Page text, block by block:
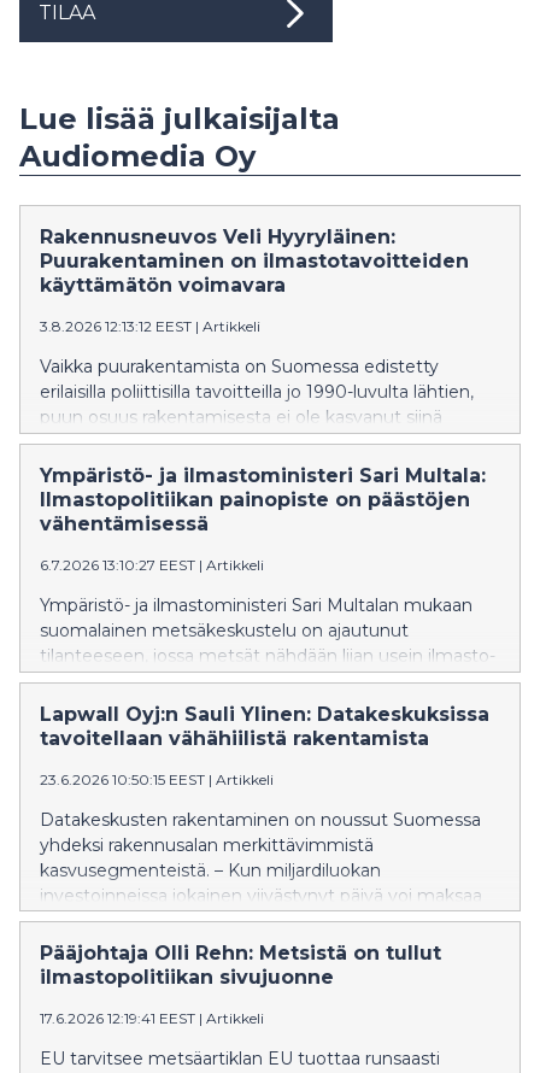
TILAA
Lue lisää julkaisijalta
Audiomedia Oy
Rakennusneuvos Veli Hyyryläinen:
Puurakentaminen on ilmastotavoitteiden
käyttämätön voimavara
3.8.2026 12:13:12 EEST | Artikkeli
Vaikka puurakentamista on Suomessa edistetty
erilaisilla poliittisilla tavoitteilla jo 1990-luvulta lähtien,
puun osuus rakentamisesta ei ole kasvanut siinä
mittakaavassa kuin alan toimijat ovat odottaneet.
Moduulirakentamiseen erikoistuneen Elementit E
Oy:n hallituksen puheenjohtaja, rakennusneuvos Veli
Hyyryläinen näkee syyn ennen kaikkea siinä, että
Erityisesti julkinen rakentaminen voisi toimia
puurakentamisen veturina, jos vähähiilisyystavoitteita
sovellettaisiin johdonmukaisesti.
Ympäristö- ja ilmastoministeri Sari Multala:
Ilmastopolitiikan painopiste on päästöjen
vähentämisessä
6.7.2026 13:10:27 EEST | Artikkeli
Ympäristö- ja ilmastoministeri Sari Multalan mukaan
suomalainen metsäkeskustelu on ajautunut
tilanteeseen, jossa metsät nähdään liian usein ilmasto-
ongelmana eikä osana ratkaisua. –Ilmastopolitiikan
tärkein tehtävä on edelleen fossiilisten päästöjen
vähentäminen, samalla kun metsiä hyödynnetään
biotuotteiden, hiilen talteenoton ja puhtaiden
investointien perustana. Hallitus ei valmistele
hakkuurajoituksia, vaan uskoo metsien kasvun
vahvistamiseen, teknologisiin innovaatioihin ja
aktiiviseen EU-vaikuttamiseen.
Lapwall Oyj:n Sauli Ylinen: Datakeskuksissa
tavoitellaan vähähiilistä rakentamista
23.6.2026 10:50:15 EEST | Artikkeli
Datakeskusten rakentaminen on noussut Suomessa
yhdeksi rakennusalan merkittävimmistä
kasvusegmenteistä. – Kun miljardiluokan
investoinneissa jokainen viivästynyt päivä voi maksaa
valtavia summia, rakentamisen tärkeimmiksi
kilpailutekijöiksi nousevat nopeus, toimitusvarmuus,
tekninen laatu ja riskienhallinta, sanoo
erikoistuneen LapWall Oyj:n tuote- ja kehityspäällikkö
Sauli Ylinen. Datakeskusrakentaminen uudistaa
Pääjohtaja Olli Rehn: Metsistä on tullut
ilmastopolitiikan sivujuonne
17.6.2026 12:19:41 EEST | Artikkeli
EU tarvitsee metsäartiklan EU tuottaa runsaasti